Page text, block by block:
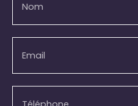
Nom
Email